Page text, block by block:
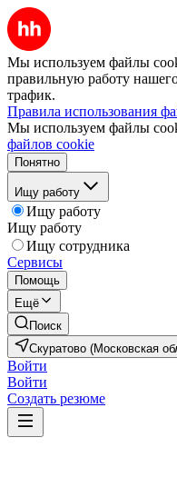
Мы используем файлы
правильную работу
трафик.
Правила использования
Мы используем файлы
файлов cookie
Понятно
Ищу работу
Ищу работу
Ищу работу
Ищу сотрудника
Сервисы
Помощь
Ещё
Поиск
Скуратово (Московская
Войти
Войти
Создать резюме